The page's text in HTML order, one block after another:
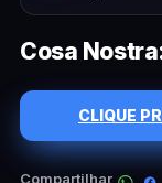
Cosa
CLIQUE
Compartilhar